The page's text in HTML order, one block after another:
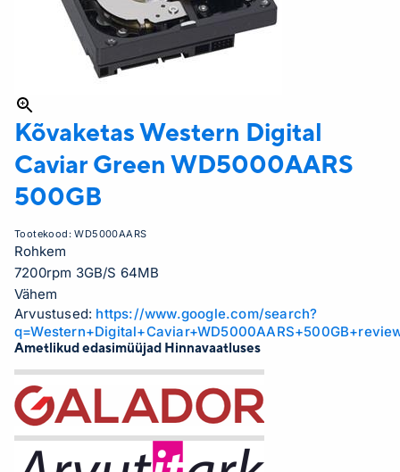
Kõvaketas Western Digital
Caviar Green WD5000AARS
500GB
Tootekood:WD5000AARS
Rohkem
7200rpm 3GB/S 64MB
Vähem
Arvustused: https://www.google.com/search?
Ametlikud edasimüüjad Hinnavaatluses